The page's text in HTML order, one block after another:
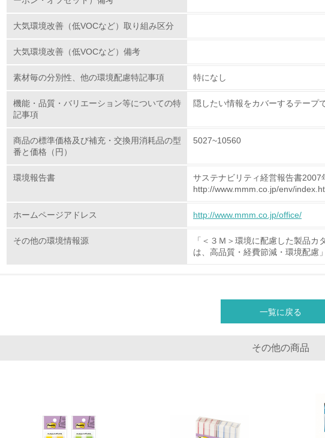
包装・物流
15.
16. <L2> 環境負荷ができるだけ小さい物流を行っている
化学物質
非該当（化学物質を使用していない）
<L2> 化学物質の使用量及び外部への排出量を把握し、具体的な
大気環境改善（低VOCなど）取り組み区分
大気環境改善（低VOCなど）備考
素材毎の分別性、他の環境配慮特記事項 特になし
機能・品質・バリエーション等についての特
記事項
隠したい情報をカバーするテープ
商品の標準価格及び補充・交換用消耗品の型
番と価格（円）
5027~10560
環境報告書
サステナビリティ経営報告書2007
http://www.mmm.co.jp/env/
ホームページアドレス http://www.mmm.co.jp/office/
その他の環境情報源
「＜３Ｍ＞環境に配慮した製品
は、高品質・経費節減・環境配慮」
一覧に戻る
その他の商品